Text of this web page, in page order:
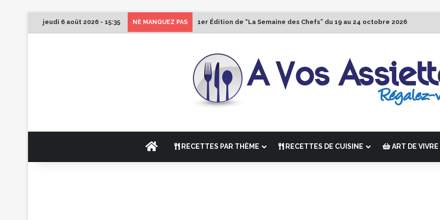
jeudi 6 août 2026 - 15:35 NE MANQUEZ PAS 1er Édition de “La Semaine des Chefs” du 19 au 24 octobre 2026
ACCUEILRECETTES PAR THÈME RECETTES DE CUISINE ART DE VIVRE